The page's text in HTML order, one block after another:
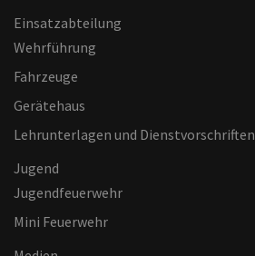
Einsatzabteilung
Wehrführung
Fahrzeuge
Gerätehaus
Lehrunterlagen und Dienstvorschriften
Jugend
Jugendfeuerwehr
Mini Feuerwehr